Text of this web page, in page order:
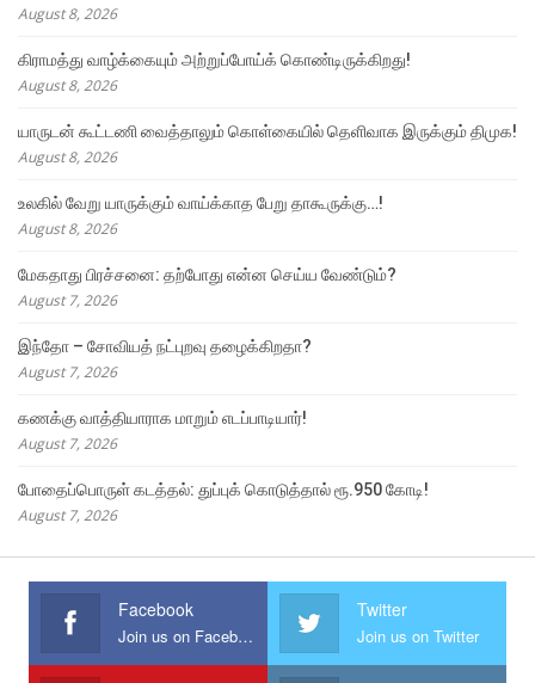
August 8, 2026
கிராமத்து வாழ்க்கையும் அற்றுப்போய்க் கொண்டிருக்கிறது!
August 8, 2026
யாருடன் கூட்டணி வைத்தாலும் கொள்கையில் தெளிவாக இருக்கும் திமுக!
August 8, 2026
உலகில் வேறு யாருக்கும் வாய்க்காத பேறு தாகூருக்கு…!
August 8, 2026
மேகதாது பிரச்சனை: தற்போது என்ன செய்ய வேண்டும்?
August 7, 2026
இந்தோ – சோவியத் நட்புறவு தழைக்கிறதா?
August 7, 2026
கணக்கு வாத்தியாராக மாறும் எடப்பாடியார்!
August 7, 2026
போதைப்பொருள் கடத்தல்: துப்புக் கொடுத்தால் ரூ.950 கோடி!
August 7, 2026
Facebook
Join us on Facebook
Twitter
Join us on Twitter